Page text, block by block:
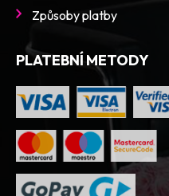
Způsoby platby
PLATEBNÍ METODY